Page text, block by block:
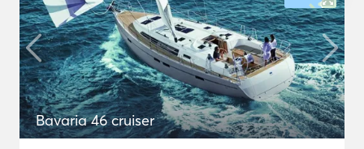
Bavaria 46 cruiser